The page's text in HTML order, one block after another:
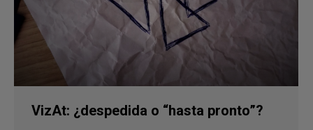
VizAt: ¿despedida o “hasta pronto”?